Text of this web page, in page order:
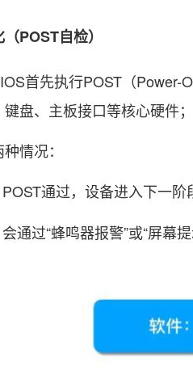
POST自检）
首先执行POST（Power-
盘、主板接口等核心硬件；
情况：
通过，设备进入下一阶
通过“蜂鸣器报警”或“屏幕